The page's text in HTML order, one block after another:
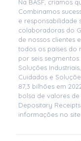
Na BASF, criamos
Combinamos
e responsabilidade
colaboradoras do
de nossos clientes
todos os países do
por seis
Soluções
Cuidados e
87,3 bilhões em
bolsa de valores
Depositary
informações no